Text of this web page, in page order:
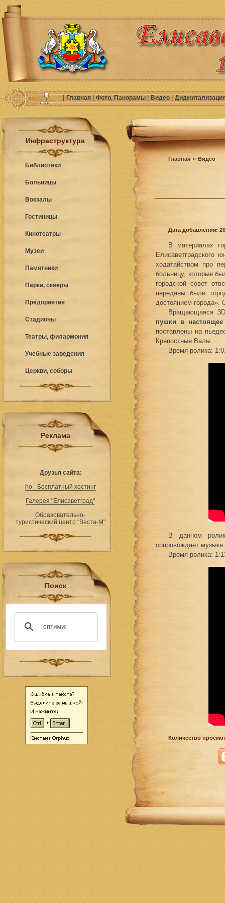
|Главная|Фото, Панорамы|Видео|
Инфраструктура
Библиотеки
Больницы
Вокзалы
Гостиницы
Кинотеатры
Музеи
Памятники
Парки, скверы
Предприятия
Стадионы
Театры, филармония
Учебные заведения
Церкви, соборы
Реклама
Друзья сайта:
ho - Бесплатный хостинг
Галерея "Елисаветград"
Образовательно-
туристический центр "Веста-М"
Поиск
Главная » Видео
Дата добавления:
В материалах
Елисаветградского
ходатайством про
больницу, которые
городской совет
переданы были
достоянием города».
Вращающаяся
пушки в
поставлены на
Крепостные Валы.
Время ролика:
В данном
сопровождает
Время ролика:
Количество